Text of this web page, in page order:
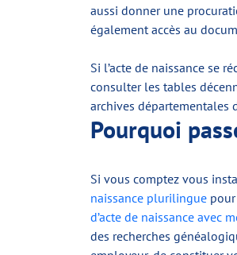
aussi donner une
également accès au
Si l’acte de naissance se
consulter les tables
archives départementales
Pourquoi
Si vous comptez vous
naissance plurilingue
d’acte de naissance avec
des recherches